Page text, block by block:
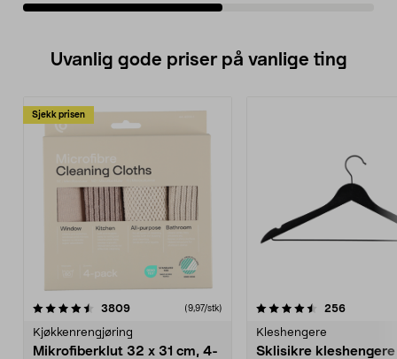
Uvanlig gode priser på vanlige ting
Sjekk prisen
3809anmeldelser(9,97/stk)
Kjøkkenrengjøring
Mikrofiberklut 32 x 31 cm, 4-
4.5av 5 stjerner 256
Kleshengere
Sklisikre
4.5av 5 stjerner